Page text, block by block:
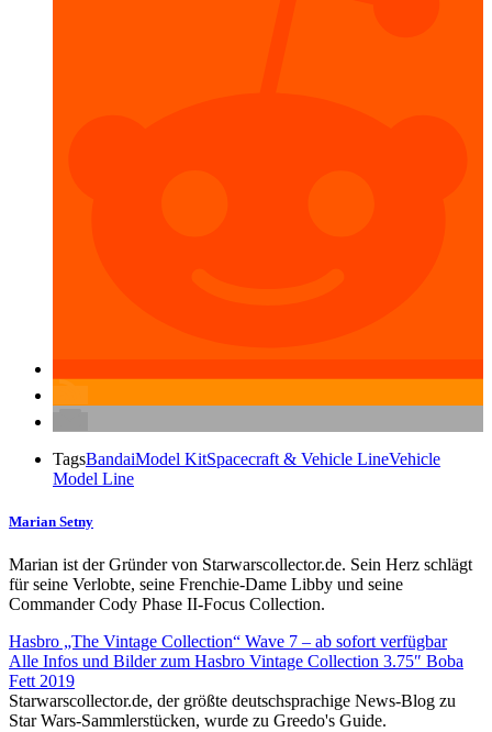
TagsBandaiModel KitSpacecraft & Vehicle LineVehicle
Model Line
Marian Setny
Marian ist der Gründer von Starwarscollector.de. Sein Herz schlägt
für seine Verlobte, seine Frenchie-Dame Libby und seine
Commander Cody Phase II-Focus Collection.
Hasbro „The Vintage Collection“ Wave 7 – ab sofort verfügbar
Alle Infos und Bilder zum Hasbro Vintage Collection 3.75″ Boba
Fett 2019
Starwarscollector.de, der größte deutschsprachige News-Blog zu
Star Wars-Sammlerstücken, wurde zu Greedo's Guide.